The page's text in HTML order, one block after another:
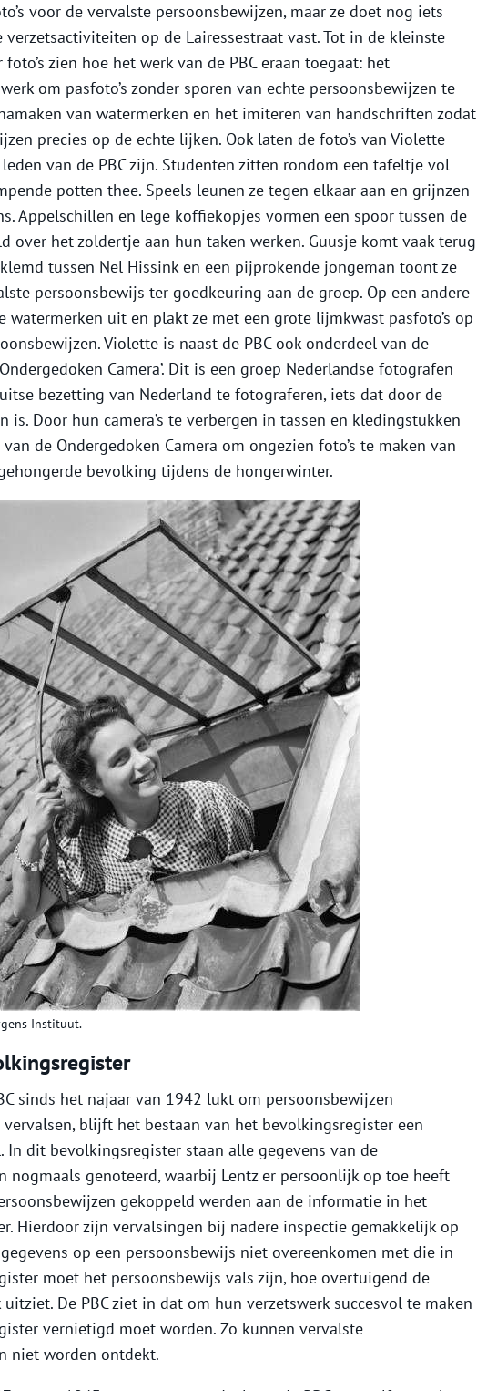
voor de vervalste persoonsbewijzen, maar ze doet nog iets
verzetsactiviteiten op de Lairessestraat vast. Tot in de kleinste
zien hoe het werk van de PBC eraan toegaat: het
om pasfoto’s zonder sporen van echte persoonsbewijzen te
van watermerken en het imiteren van handschriften zodat
precies op de echte lijken. Ook laten de foto’s van Violette
van de PBC zijn. Studenten zitten rondom een tafeltje vol
potten thee. Speels leunen ze tegen elkaar aan en grijnzen
Appelschillen en lege koffiekopjes vormen een spoor tussen de
over het zoldertje aan hun taken werken. Guusje komt vaak terug
tussen Nel Hissink en een pijprokende jongeman toont ze
persoonsbewijs ter goedkeuring aan de groep. Op een andere
watermerken uit en plakt ze met een grote lijmkwast pasfoto’s op
Violette is naast de PBC ook onderdeel van de
Camera’. Dit is een groep Nederlandse fotografen
bezetting van Nederland te fotograferen, iets dat door de
is. Door hun camera’s te verbergen in tassen en kledingstukken
de Ondergedoken Camera om ongezien foto’s te maken van
bevolking tijdens de hongerwinter.
Instituut.
sinds het najaar van 1942 lukt om persoonsbewijzen
blijft het bestaan van het bevolkingsregister een
In dit bevolkingsregister staan alle gegevens van de
nogmaals genoteerd, waarbij Lentz er persoonlijk op toe heeft
gekoppeld werden aan de informatie in het
Hierdoor zijn vervalsingen bij nadere inspectie gemakkelijk op
op een persoonsbewijs niet overeenkomen met die in
moet het persoonsbewijs vals zijn, hoe overtuigend de
De PBC ziet in dat om hun verzetswerk succesvol te maken
vernietigd moet worden. Zo kunnen vervalste
niet worden ontdekt.